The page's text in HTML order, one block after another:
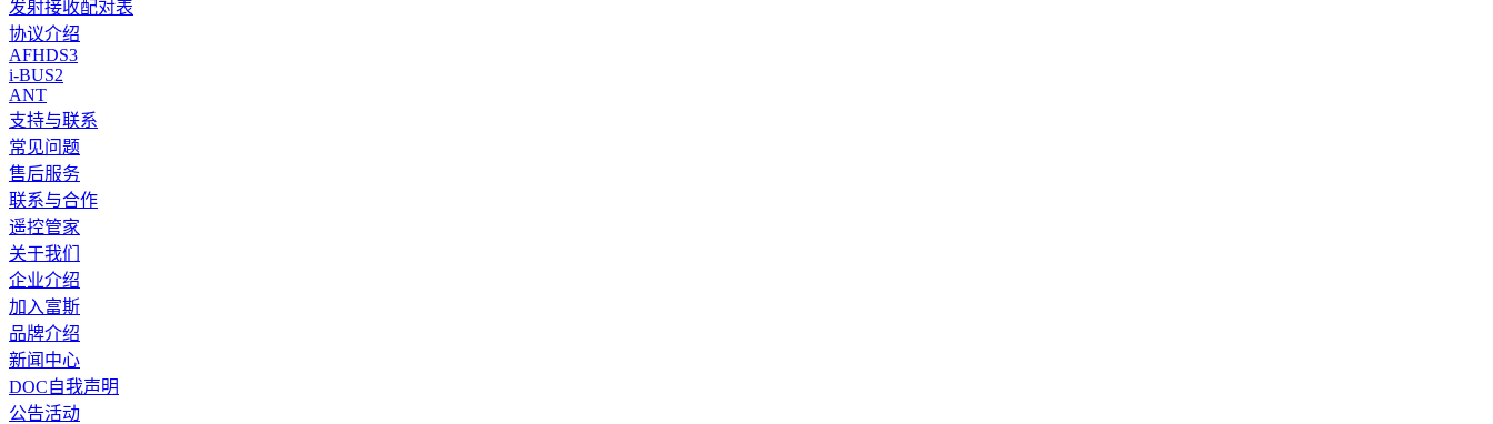
发射接收配对表
协议介绍
AFHDS3
i-BUS2
ANT
支持与联系
常见问题
售后服务
联系与合作
遥控管家
关于我们
企业介绍
加入富斯
品牌介绍
新闻中心
DOC自我声明
公告活动